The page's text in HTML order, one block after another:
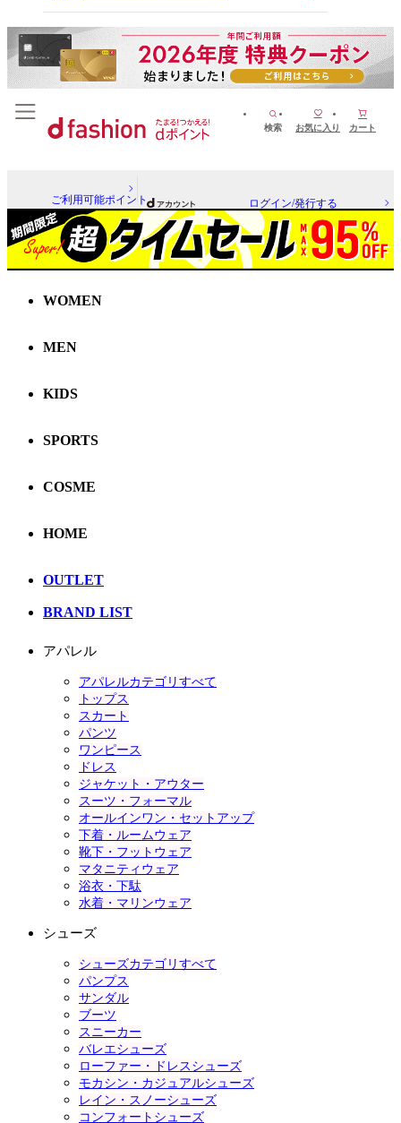
検索 お気に入り カート
ご利用可能ポイント ログイン/発行する
WOMEN
MEN
KIDS
SPORTS
COSME
HOME
OUTLET
BRAND LIST
アパレル
アパレルカテゴリすべて
トップス
スカート
パンツ
ワンピース
ドレス
ジャケット・アウター
スーツ・フォーマル
オールインワン・セットアップ
下着・ルームウェア
靴下・フットウェア
マタニティウェア
浴衣・下駄
水着・マリンウェア
シューズ
シューズカテゴリすべて
パンプス
サンダル
ブーツ
スニーカー
バレエシューズ
ローファー・ドレスシューズ
モカシン・カジュアルシューズ
レイン・スノーシューズ
コンフォートシューズ